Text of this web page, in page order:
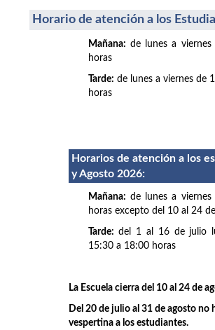
Horario de atención a los
Mañana: de lunes a
horas
Tarde: de lunes a viernes de
horas
Horarios de atención a los
y Agosto 2026:
Mañana: de lunes a
horas excepto del 10 al 24
Tarde: del 1 al 16 de julio
15:30 a 18:00 horas
La Escuela cierra del 10 al 24 de
Del 20 de julio al 31 de agosto no
vespertina a los estudiantes.